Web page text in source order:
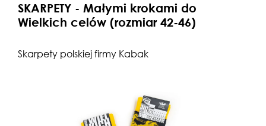
SKARPETY - Małymi krokami do
Wielkich celów (rozmiar 42-46)
Skarpety polskiej firmy Kabak